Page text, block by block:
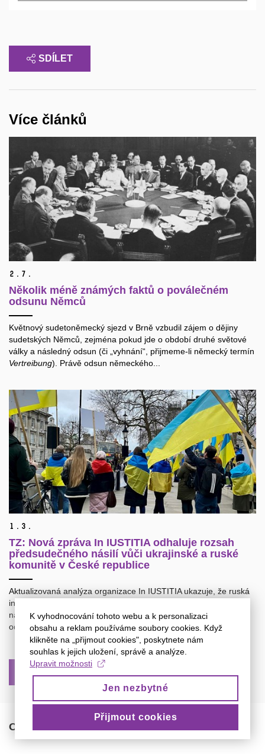
SDÍLET
Více článků
2. 7.
Několik méně známých faktů o poválečném
odsunu Němců
Květnový sudetoněmecký sjezd v Brně vzbudil zájem o dějiny
sudetských Němců, zejména pokud jde o období druhé světové
války a následný odsun (či „vyhnání“, přijmeme-li německý termín
Vertreibung). Právě odsun německého...
1. 3.
TZ: Nová zpráva In IUSTITIA odhaluje rozsah
předsudečného násilí vůči ukrajinské a ruské
komunitě v České republice
Aktualizovaná analýza organizace In IUSTITIA ukazuje, že ruská
invaze na Ukrajinu zásadně proměnila podobu předsudečného
násilí v Česku. Zatímco protiruské útoky po roce 2022 rychle
odezněly, protiukrajinské incidenty...
O nás
K vyhodnocování tohoto webu a k personalizaci
obsahu a reklam používáme soubory cookies. Když
klikněte na „přijmout cookies", poskytnete nám
souhlas k jejich uložení, správě a analýze.
Upravit možnosti
Jen nezbytné
Přijmout cookies